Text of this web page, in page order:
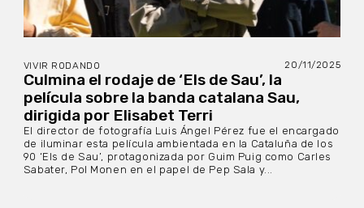
VIVIR RODANDO 20/11/2025
Culmina el rodaje de ‘Els de Sau’, la
película sobre la banda catalana Sau,
dirigida por Elisabet Terri
El director de fotografía Luis Ángel Pérez fue el encargado
de iluminar esta película ambientada en la Cataluña de los
90 ‘Els de Sau’, protagonizada por Guim Puig como Carles
Sabater, Pol Monen en el papel de Pep Sala y...